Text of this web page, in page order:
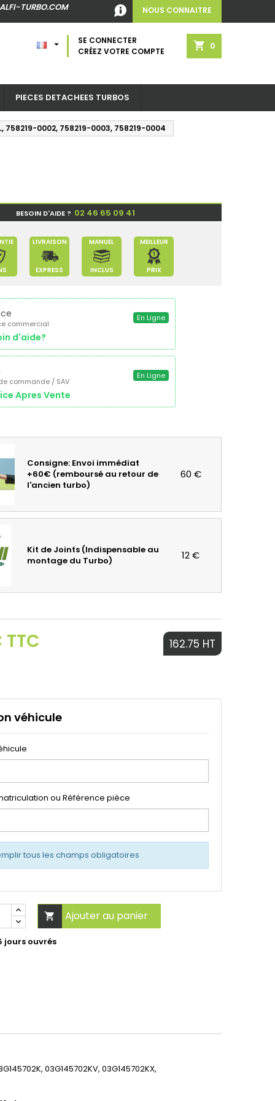
ALFI-TURBO.COM NOUS CONNAITRE
shopping_cart 0
SE CONNECTER
CRÉEZ VOTRE COMPTE

PIECES DETACHEES TURBOS
758219-0002, 758219-0003, 758219-0004
BESOIN D'AIDE ? 02 46 65 09 41
LIVRAISON
EXPRESS
MANUEL
INCLUS
MEILLEUR
PRIX
commercial
d'aide?
En Ligne
commande / SAV
Apres Vente
En Ligne
Consigne: Envoi immédiat
+60€ (remboursé au retour de
l'ancien turbo)
60 €
Kit de Joints (Indispensable au
montage du Turbo)
12 €
162.75 HT
véhicule
ou Référence pièce
tous les champs obligatoires
 Ajouter au panier
jours ouvrés
03G145702KV, 03G145702KX,